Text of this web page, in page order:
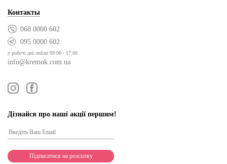
Контакты
068 0000 602
095 0000 602
у робочі дні online 09:00 - 17:00
info@kremok.com.ua
Дізнайся про наші акції першим!